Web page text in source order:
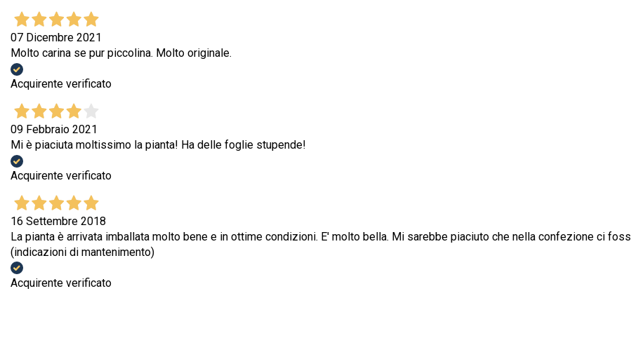
07 Dicembre 2021
Molto carina se pur piccolina. Molto originale.
Acquirente verificato
09 Febbraio 2021
Mi è piaciuta moltissimo la pianta! Ha delle foglie stupende!
Acquirente verificato
16 Settembre 2018
La pianta è arrivata imballata molto bene e in ottime condizioni. E' molto bella. Mi sarebbe piaciuto che nella confezione ci
(indicazioni di mantenimento)
Acquirente verificato